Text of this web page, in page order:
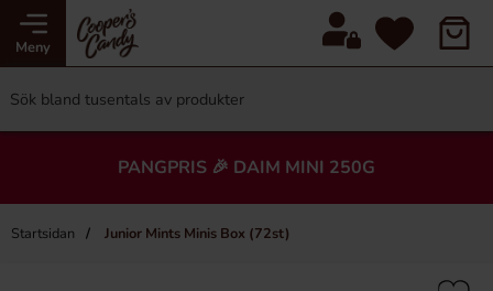
Meny
PANGPRIS 🎉 DAIM MINI 250G
Startsidan Junior Mints Minis Box (72st)